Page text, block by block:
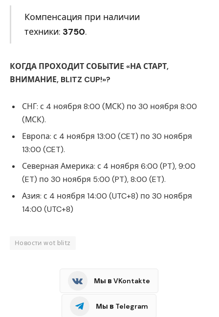
Компенсация при наличии
техники: 3750.
КОГДА ПРОХОДИТ СОБЫТИЕ «НА СТАРТ,
ВНИМАНИЕ, BLITZ CUP!»?
СНГ: с 4 ноября 8:00 (МСК) по 30 ноября 8:00
(МСК).
Европа: с 4 ноября 13:00 (CET) по 30 ноября
13:00 (CET).
Северная Америка: с 4 ноября 6:00 (PT), 9:00
(ET) по 30 ноября 5:00 (PT), 8:00 (ET).
Азия: с 4 ноября 14:00 (UTC+8) по 30 ноября
14:00 (UTC+8)
Новости wot blitz
Мы в VKontakte
Мы в Telegram